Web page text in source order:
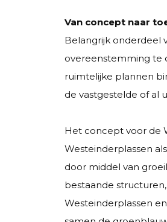
Van concept naar
Belangrijk onderdeel
overeenstemming te
ruimtelijke plannen
de vastgestelde of al
Het concept voor de
Westeinderplassen
door middel van
bestaande
Westeinderplassen